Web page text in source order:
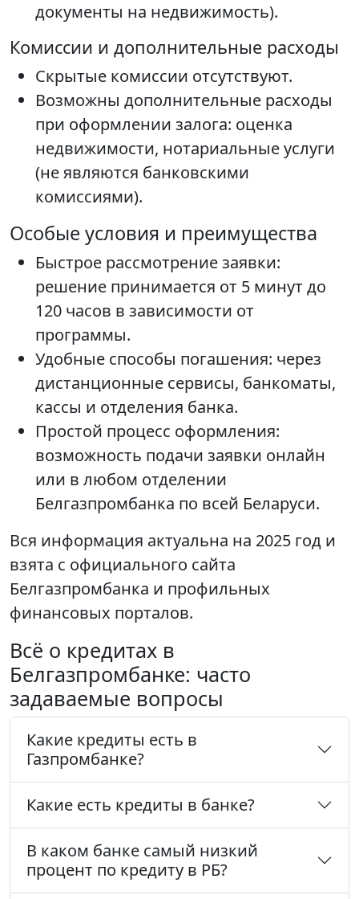
документы на недвижимость).
Комиссии и дополнительные расходы
Скрытые комиссии отсутствуют.
Возможны дополнительные расходы
при оформлении залога: оценка
недвижимости, нотариальные услуги
(не являются банковскими
комиссиями).
Особые условия и преимущества
Быстрое рассмотрение заявки:
решение принимается от 5 минут до
120 часов в зависимости от
программы.
Удобные способы погашения: через
дистанционные сервисы, банкоматы,
кассы и отделения банка.
Простой процесс оформления:
возможность подачи заявки онлайн
или в любом отделении
Белгазпромбанка по всей Беларуси.
Вся информация актуальна на 2025 год и
взята с официального сайта
Белгазпромбанка и профильных
финансовых порталов.
Всё о кредитах в
Белгазпромбанке: часто
задаваемые вопросы
Какие кредиты есть в
Газпромбанке?
Какие есть кредиты в банке?
В каком банке самый низкий
процент по кредиту в РБ?